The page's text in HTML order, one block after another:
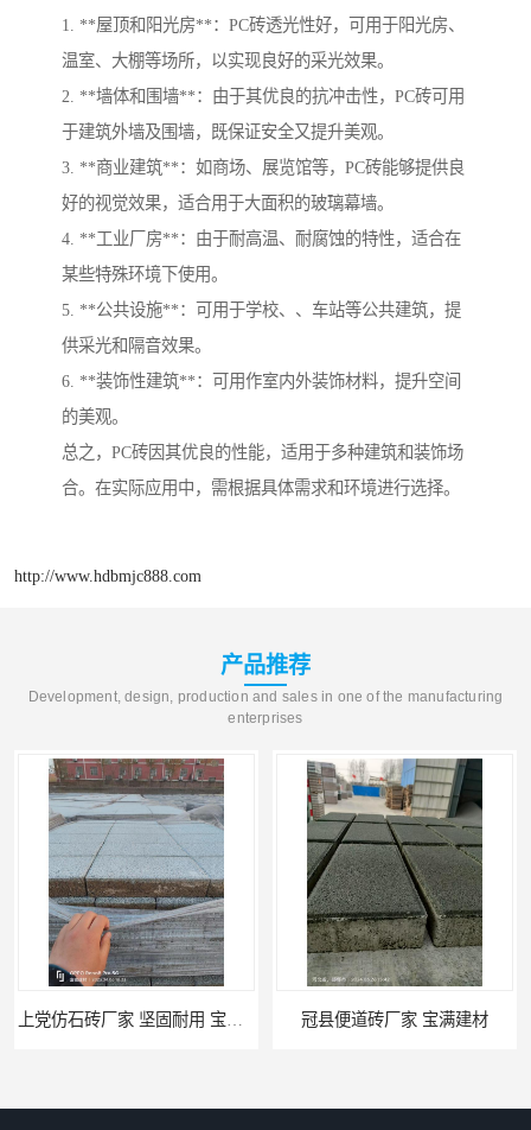
1. **屋顶和阳光房**：PC砖透光性好，可用于阳光房、
温室、大棚等场所，以实现良好的采光效果。
2. **墙体和围墙**：由于其优良的抗冲击性，PC砖可用
于建筑外墙及围墙，既保证安全又提升美观。
3. **商业建筑**：如商场、展览馆等，PC砖能够提供良
好的视觉效果，适合用于大面积的玻璃幕墙。
4. **工业厂房**：由于耐高温、耐腐蚀的特性，适合在
某些特殊环境下使用。
5. **公共设施**：可用于学校、、车站等公共建筑，提
供采光和隔音效果。
6. **装饰性建筑**：可用作室内外装饰材料，提升空间
的美观。
总之，PC砖因其优良的性能，适用于多种建筑和装饰场
合。在实际应用中，需根据具体需求和环境进行选择。
http://www.hdbmjc888.com
产品推荐
Development, design, production and sales in one of the manufacturing
enterprises
冠县便道砖厂家 宝满建材